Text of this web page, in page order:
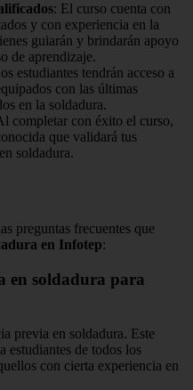
: El curso cuenta con
y con experiencia en la
guiarán y brindarán apoyo
de aprendizaje.
estudiantes tendrán acceso a
con las últimas
en la soldadura.
completar con éxito el curso,
que validará tus
soldadura.
preguntas frecuentes que
en Infotep:
en soldadura para
previa en soldadura. Este
estudiantes de todos los
con cierta experiencia en